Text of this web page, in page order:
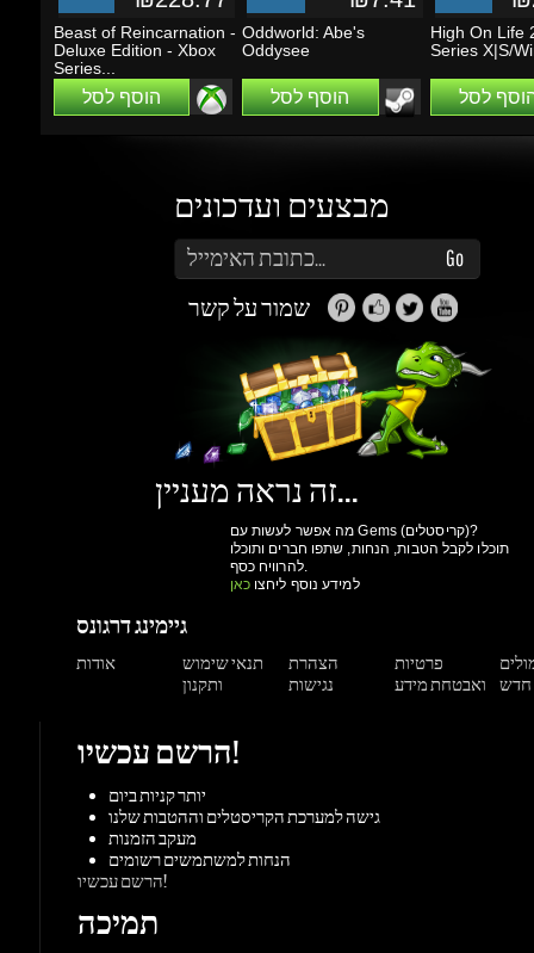
מבצעים ועדכונים
Go
שמור על קשר
זה נראה מעניין...
תוכלו לקבל הטבות, הנחות, שתפו חברים ותוכלו
להרוויח כסף.
למידע נוסף ליחצו
גיימינג דרגונס
תנאי שימוש
הצהרת
נגישות
פרטיות
יותר קניות ביום
גישה למערכת הקריסטלים וההטבות שלנו
הרשם עכשיו!
תמיכה
מאגר מידע צור קשר
משחקים